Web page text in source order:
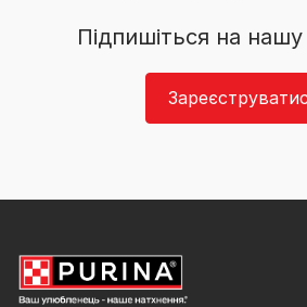
Підпишіться на